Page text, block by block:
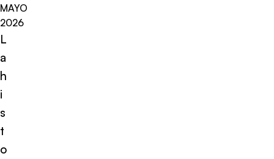
MAYO
2026
L
a
h
i
s
t
o